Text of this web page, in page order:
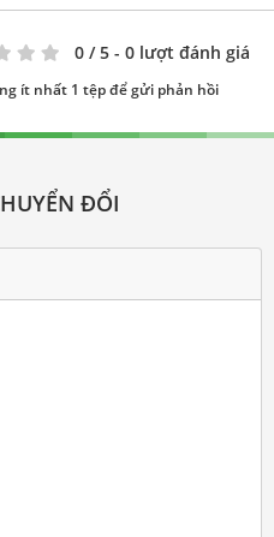
0 / 5 - 0 lượt đánh giá
ít nhất 1 tệp để gửi phản hồi
ĐỔI